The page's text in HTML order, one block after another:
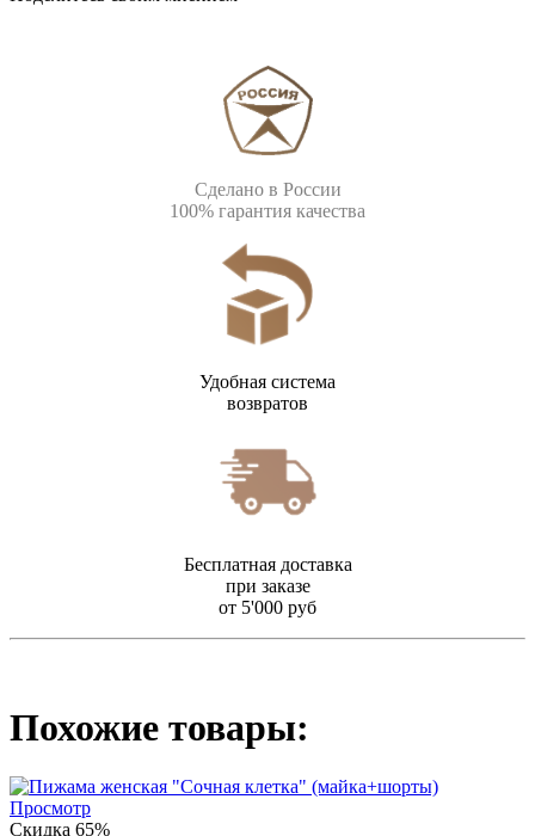
Сделано в России
100% гарантия качества
Удобная система
возвратов
Бесплатная доставка
при заказе
от 5'000 руб
Похожие товары:
Просмотр
Скидка 65%